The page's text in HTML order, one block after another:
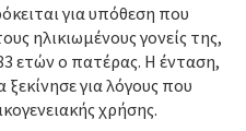
για υπόθεση που
ηλικιωμένους γονείς της,
ετών ο πατέρας. Η ένταση,
για λόγους που
χρήσης.